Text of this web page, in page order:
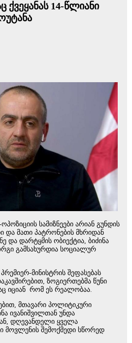
ქვეყანას 14-წლიანი
სამიზნეები არიან გუნდის
და მათი პატრონების მხრიდან
და დარტყმის ობიექტია, ბიძინა
გამსახურდია სოციალურ
მინისტრის შეფასებას
ზოგიერთებმა წუნი
იციან რომ ეს რეალობაა.
მთავარი პოლიტიკური
ივანიშვილთან უნდა
დღევანდელი ყველა
მოვლენის შემოქმედი სწორედ